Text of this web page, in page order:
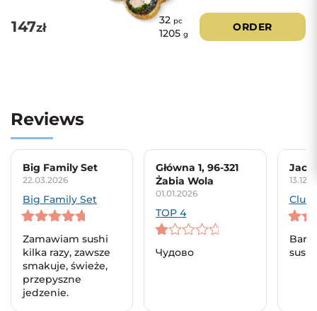
147zł
32 pc
1205 g
ORDER
Reviews
Big Family Set
22.03.2026
Big Family Set
5out of 5
Zamawiam sushi
kilka razy, zawsze
smakuje, świeże,
przepyszne
jedzenie.
Główna 1, 96-321
Żabia Wola
01.01.2026
TOP 4
1
out
Чудово
Club
5out
sushi